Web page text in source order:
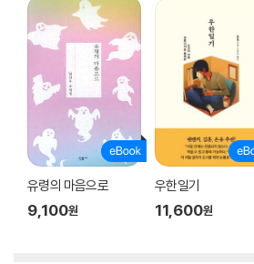
유령의 마음으로
9,100원
우한일기
11,600원